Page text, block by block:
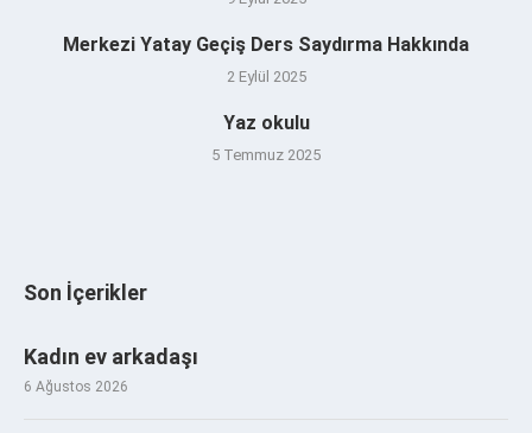
Merkezi Yatay Geçiş Ders Saydırma Hakkında
2 Eylül 2025
Yaz okulu
5 Temmuz 2025
Son İçerikler
Kadın ev arkadaşı
6 Ağustos 2026